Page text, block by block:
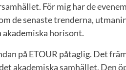
För mig har de
de senaste trenderna,
horisont.
på ETOUR påtaglig. Det
akademiska samhället. Den